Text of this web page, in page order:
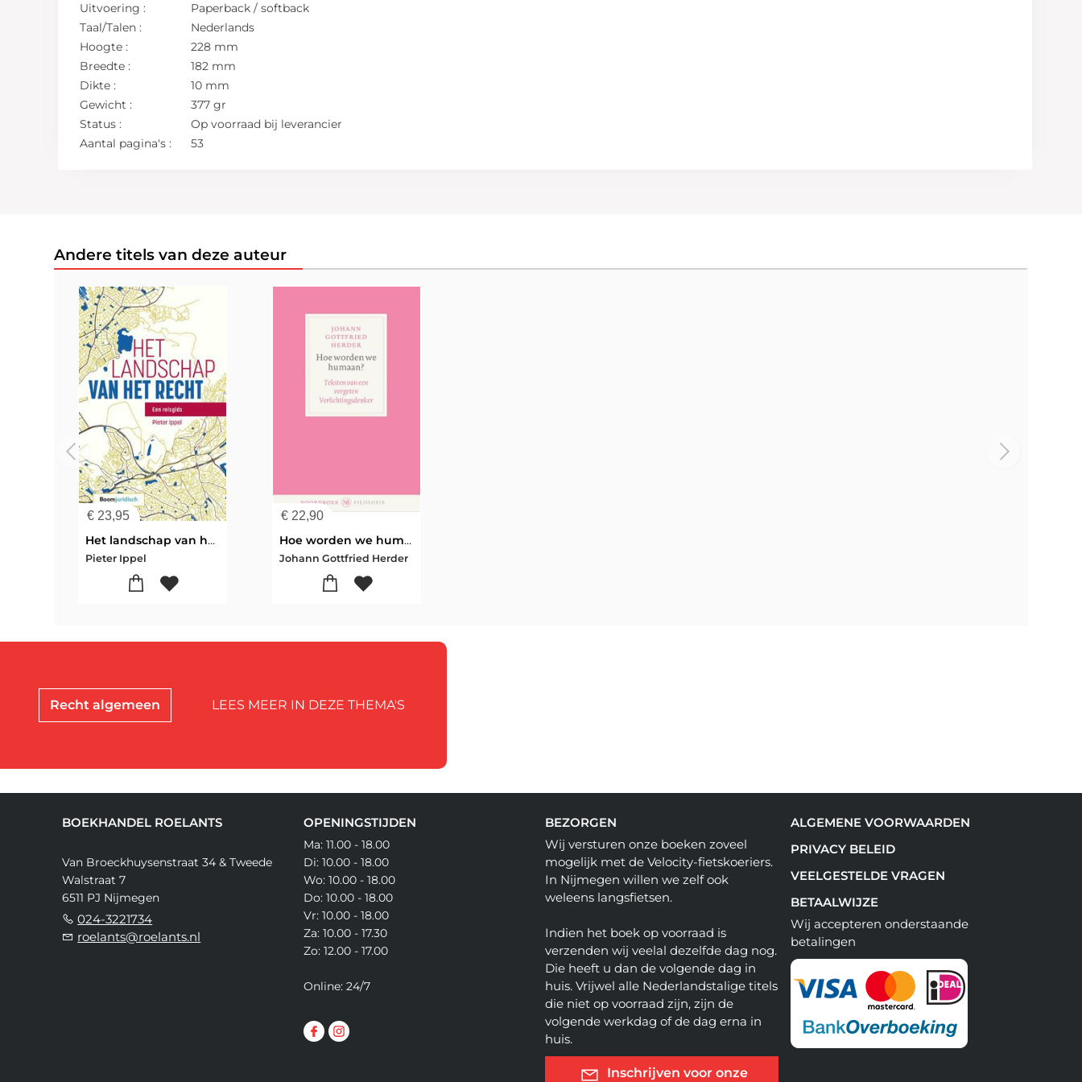
Uitvoering :
Paperback / softback
Taal/Talen :
Nederlands
Hoogte :
228 mm
Breedte :
182 mm
Dikte :
10 mm
Gewicht :
377 gr
Status :
Op voorraad bij leverancier
Aantal pagina's :
53
Andere titels van deze auteur
€ 23,95
Het landschap van het recht
Pieter Ippel
€ 22,90
Hoe worden we humaan?
Johann Gottfried Herder
Recht algemeen LEES MEER IN DEZE THEMA'S
BOEKHANDEL ROELANTS
Van Broeckhuysenstraat 34 & Tweede
Walstraat 7
6511 PJ Nijmegen
024-3221734
roelants@roelants.nl
OPENINGSTIJDEN
Ma: 11.00 - 18.00
Di: 10.00 - 18.00
Wo: 10.00 - 18.00
Do: 10.00 - 18.00
Vr: 10.00 - 18.00
Za: 10.00 - 17.30
Zo: 12.00 - 17.00
Online: 24/7
BEZORGEN
Wij versturen onze boeken zoveel
mogelijk met de Velocity-fietskoeriers.
In Nijmegen willen we zelf ook
weleens langsfietsen.
Indien het boek op voorraad is
verzenden wij veelal dezelfde dag nog.
Die heeft u dan de volgende dag in
huis. Vrijwel alle Nederlandstalige titels
die niet op voorraad zijn, zijn de
volgende werkdag of de dag erna in
huis.
Inschrijven voor onze
ALGEMENE VOORWAARDEN
PRIVACY BELEID
VEELGESTELDE VRAGEN
BETAALWIJZE
Wij accepteren onderstaande
betalingen